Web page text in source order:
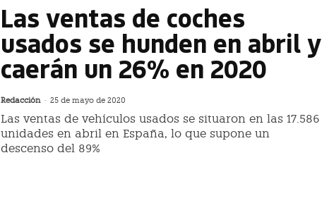
Las ventas de coches
usados se hunden en abril y
caerán un 26% en 2020
Redacción - 25 de mayo de 2020
Las ventas de vehículos usados se situaron en las 17.586
unidades en abril en España, lo que supone un
descenso del 89%